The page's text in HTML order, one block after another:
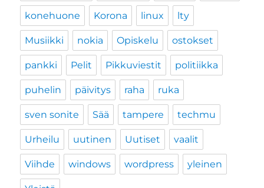
konehuone Korona linux lty
Musiikki nokia Opiskelu ostokset
pankki Pelit Pikkuviestit politiikka
puhelin päivitys raha ruka
sven sonite Sää tampere techmu
Urheilu uutinen Uutiset vaalit
Viihde windows wordpress yleinen